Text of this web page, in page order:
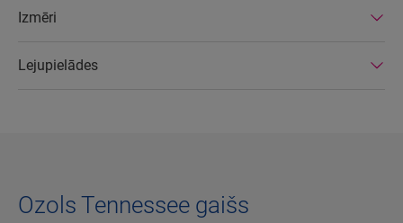
Izmēri
Lejupielādes
Ozols Tennessee gaišs